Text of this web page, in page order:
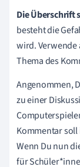
Die Überschrift
besteht die
wird. Verwende
Thema des
Angenommen,
zu einer
Kommentar
Wenn Du nun
für